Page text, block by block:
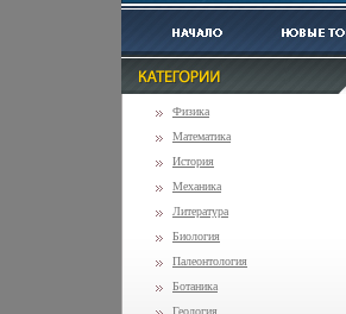
Физика
Математика
История
Механика
Литература
Биология
Палеонтология
Ботаника
Геология